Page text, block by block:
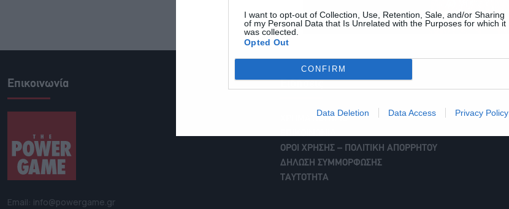
I want to opt-out of Collection, Use, Retention, Sale, and/or Sharing
of my Personal Data that Is Unrelated with the Purposes for which it
was collected.
Opted Out
CONFIRM
Data Deletion Data Access Privacy Policy
Επικοινωνία
Email: info@powergame.gr
Ειδήσεις
ΟΡΟΙ ΧΡΗΣΗΣ – ΠΟΛΙΤΙΚΗ ΑΠΟΡΡΗΤΟΥ
ΔΗΛΩΣΗ ΣΥΜΜΟΡΦΩΣΗΣ
ΤΑΥΤΟΤΗΤΑ